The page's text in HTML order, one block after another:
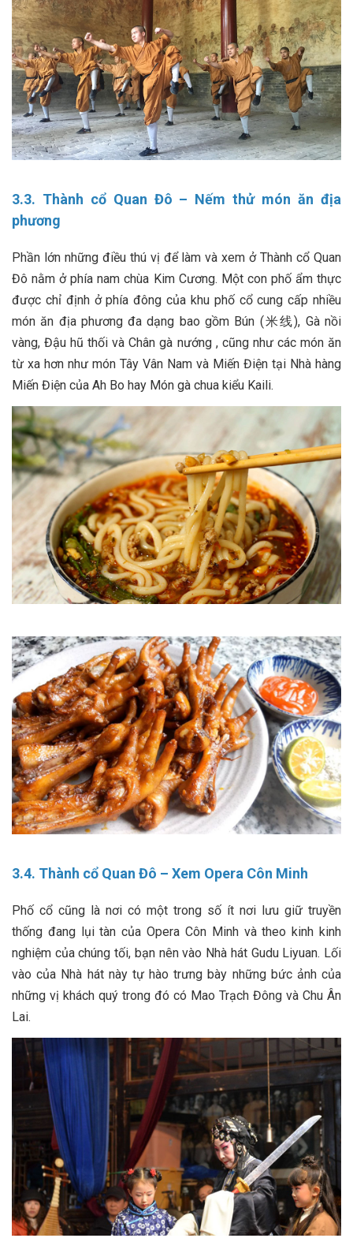
3.3. Thành cổ Quan Đô – Nếm thử món ăn địa
phương
Phần lớn những điều thú vị để làm và xem ở Thành cổ Quan
Đô nằm ở phía nam chùa Kim Cương. Một con phố ẩm thực
được chỉ định ở phía đông của khu phố cổ cung cấp nhiều
món ăn địa phương đa dạng bao gồm Bún (米线), Gà nồi
vàng, Đậu hũ thối và Chân gà nướng , cũng như các món ăn
từ xa hơn như món Tây Vân Nam và Miến Điện tại Nhà hàng
Miến Điện của Ah Bo hay Món gà chua kiểu Kaili.
3.4. Thành cổ Quan Đô – Xem Opera Côn Minh
Phố cổ cũng là nơi có một trong số ít nơi lưu giữ truyền
thống đang lụi tàn của Opera Côn Minh và theo kinh kinh
nghiệm của chúng tối, bạn nên vào Nhà hát Gudu Liyuan. Lối
vào của Nhà hát này tự hào trưng bày những bức ảnh của
những vị khách quý trong đó có Mao Trạch Đông và Chu Ân
Lai.